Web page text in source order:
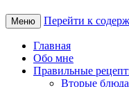
Меню Перейти к
Главная
Обо мне
Правильные
Вторые блюда